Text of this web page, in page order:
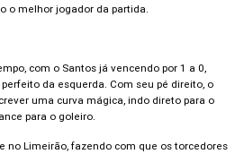
o melhor jogador da partida.
com o Santos já vencendo por 1 a 0,
da esquerda. Com seu pé direito, o
uma curva mágica, indo direto para o
para o goleiro.
no Limeirão, fazendo com que os torcedores